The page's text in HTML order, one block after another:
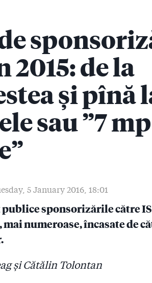
2015: de la
și pînă
sau ”7
5 January 2016, 18:01
publice sponsorizările către
mai numeroase, încasate de
și Cătălin Tolontan